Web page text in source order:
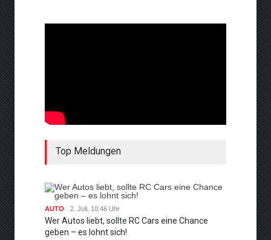
Top Meldungen
AUTO 2. Juli, 10:46 Uhr
Wer Autos liebt, sollte RC Cars eine Chance
geben – es lohnt sich!